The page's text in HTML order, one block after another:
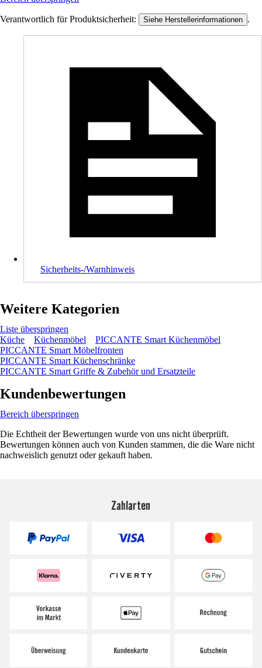
Verantwortlich für Produktsicherheit: Siehe Herstellerinformationen .
Sicherheits-/Warnhinweis
Weitere Kategorien
Liste überspringen
Küche
Küchenmöbel
PICCANTE Smart Küchenmöbel
PICCANTE Smart Möbelfronten
PICCANTE Smart Küchenschränke
PICCANTE Smart Griffe & Zubehör und Ersatzteile
Kundenbewertungen
Bereich überspringen
Die Echtheit der Bewertungen wurde von uns nicht überprüft.
Bewertungen können auch von Kunden stammen, die die Ware nicht
nachweislich genutzt oder gekauft haben.
Zahlarten